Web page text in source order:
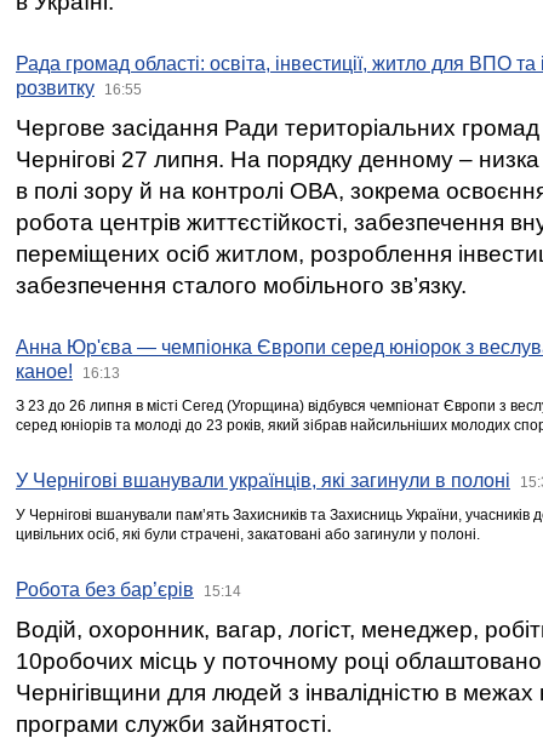
Рада громад області: освіта, інвестиції, житло для ВПО
розвитку
16:55
Чергове засідання Ради територіальних громад
Чернігові 27 липня. На порядку денному –
в полі зору й на контролі ОВА, зокрема освоєння
робота центрів життєстійкості, забезпечення
переміщених осіб житлом, розроблення
забезпечення сталого мобільного зв’язку.
Анна Юр'єва — чемпіонка Європи серед юніорок з
каное!
16:13
З 23 до 26 липня в місті Сегед (Угорщина) відбувся чемпіонат Європи з
серед юніорів та молоді до 23 років, який зібрав найсильніших молодих
У Чернігові вшанували українців, які загинули в полоні
У Чернігові вшанували пам’ять Захисників та Захисниць України,
цивільних осіб, які були страчені, закатовані або загинули у полоні.
Робота без бар’єрів 15:14
Водій, охоронник, вагар, логіст, менеджер,
10робочих місць у поточному році
Чернігівщини для людей з інвалідністю в межах
програми служби зайнятості.